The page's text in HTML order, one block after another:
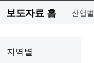
보도자료 홈 산업별
지역별